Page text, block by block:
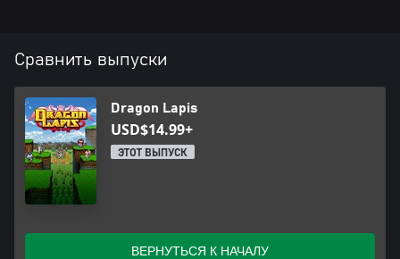
Сравнить выпуски
Dragon Lapis
USD$14.99+
ЭТОТ ВЫПУСК
ВЕРНУТЬСЯ К НАЧАЛУ